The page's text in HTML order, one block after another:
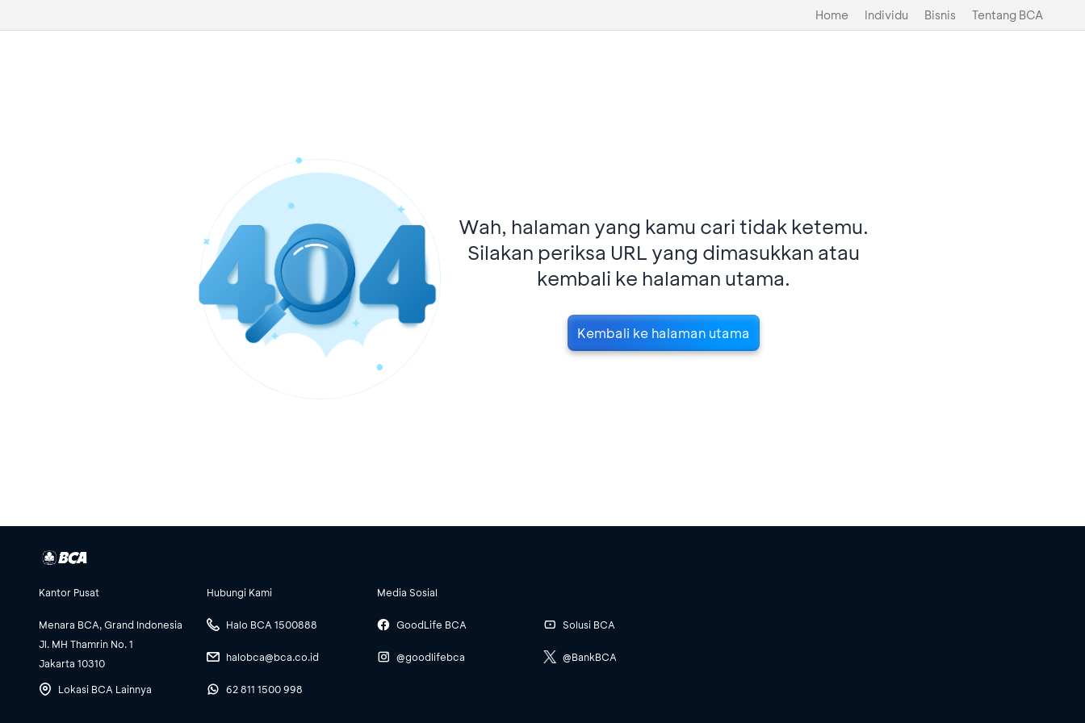
Home Individu Bisnis Tentang BCA
Wah, halaman yang kamu cari tidak ketemu.
Silakan periksa URL yang dimasukkan atau
kembali ke halaman utama.
Kembali ke halaman utama
Kantor Pusat
Menara BCA, Grand Indonesia
Jl. MH Thamrin No. 1
Jakarta 10310
Lokasi BCA Lainnya
Hubungi Kami
Halo BCA 1500888
halobca@bca.co.id
62 811 1500 998
Media Sosial
GoodLife BCA
@goodlifebca
Solusi BCA
@BankBCA